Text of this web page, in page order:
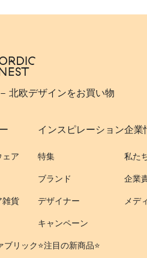
北欧デザインをお買い物
ェア
雑貨
ブリック
インスピレーション
特集
ブランド
デザイナー
キャンペーン
⭐️注目の新商品⭐️
企業
私た
企業
メデ